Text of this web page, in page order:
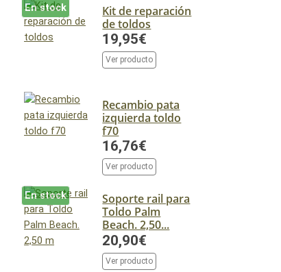
En stock
Kit de reparación
de toldos
19,95€
Ver producto
Recambio pata
izquierda toldo
f70
16,76€
Ver producto
En stock
Soporte rail para
Toldo Palm
Beach. 2,50...
20,90€
Ver producto